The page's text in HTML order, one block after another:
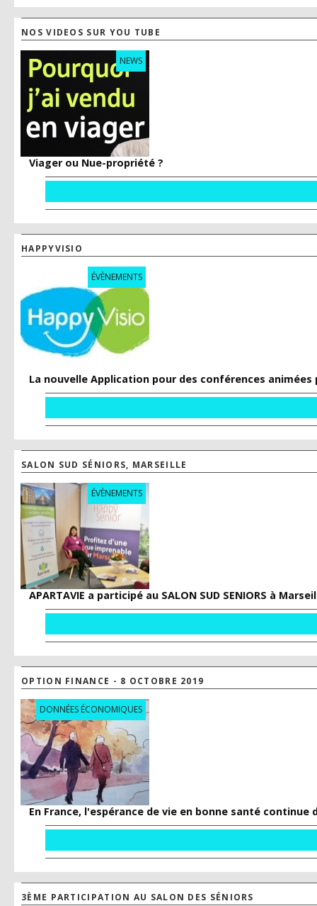
NOS VIDEOS SUR YOU TUBE
NEWS
Viager ou Nue-propriété ?
HAPPYVISIO
ÉVÈNEMENTS
La nouvelle Application pour des conférences animées
SALON SUD SÉNIORS, MARSEILLE
ÉVÈNEMENTS
APARTAVIE a participé au SALON SUD SENIORS à
OPTION FINANCE - 8 OCTOBRE 2019
DONNÉES ÉCONOMIQUES
En France, l'espérance de vie en bonne santé continue
3ÈME PARTICIPATION AU SALON DES SÉNIORS